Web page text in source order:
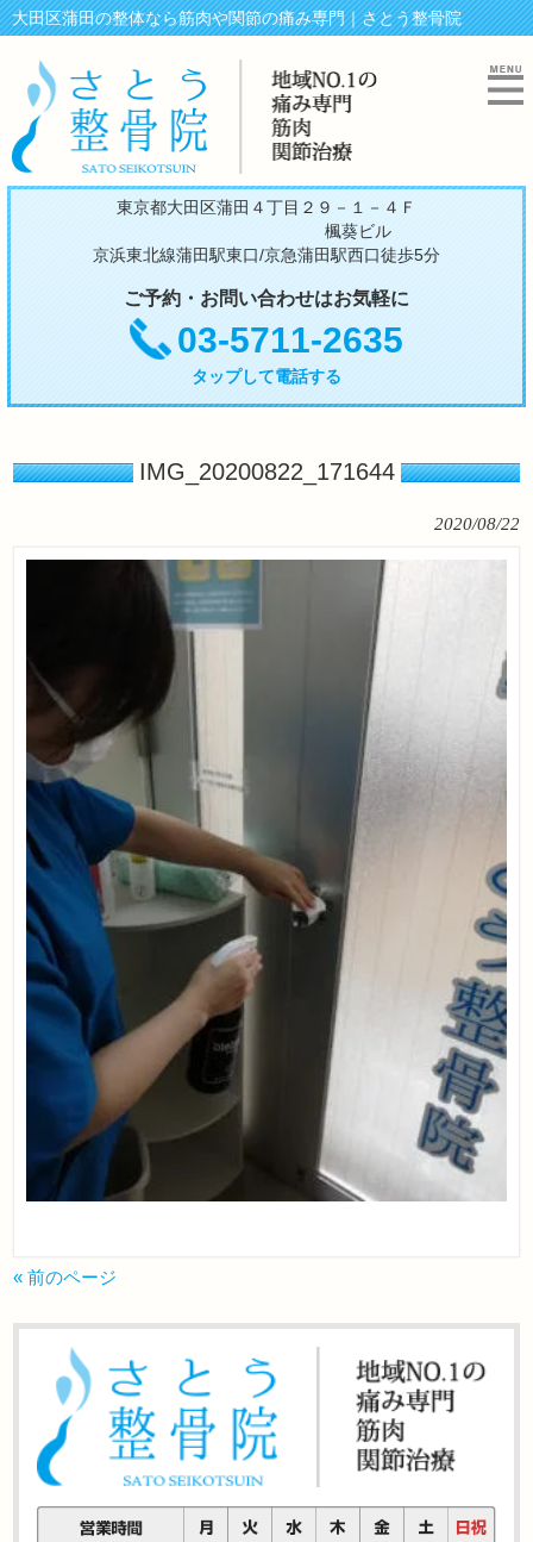
大田区蒲田の整体なら筋肉や関節の痛み専門｜さとう整骨院
東京都大田区蒲田４丁目２９－１－４Ｆ
楓葵ビル
京浜東北線蒲田駅東口/京急蒲田駅西口徒歩5分
ご予約・お問い合わせはお気軽に
03-5711-2635
タップして電話する
IMG_20200822_171644
2020/08/22
« 前のページ